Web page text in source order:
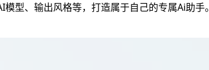
型、输出风格等，打造属于自己的专属Ai助手。